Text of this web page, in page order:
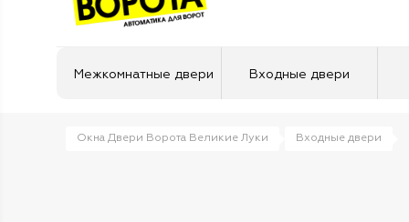
Межкомнатные двери Входные двери
Окна Двери Ворота Великие Луки Входные двери